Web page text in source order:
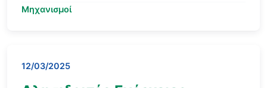
Μηχανισμοί
12/03/2025